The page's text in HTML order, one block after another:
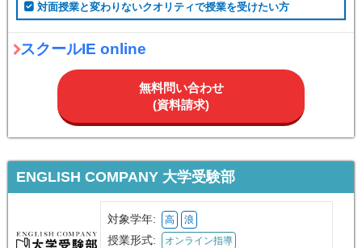
対面授業と変わりないクオリティで授業を受けたい方
スクールIE online
無料問い合わせ
(資料請求)
ENGLISH COMPANY 大学受験部
対象学年: 高 浪
授業形式: オンライン指導